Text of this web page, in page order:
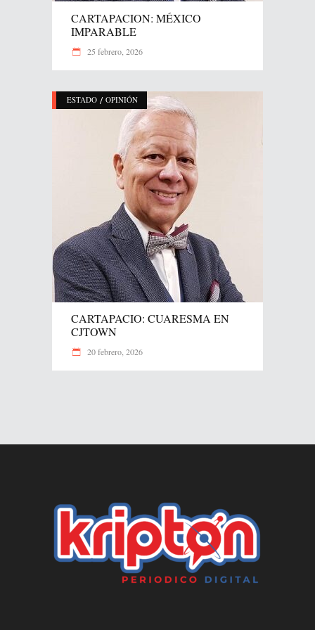
CARTAPACION: MÉXICO
IMPARABLE
25 febrero, 2026
ESTADO / OPINIÓN
CARTAPACIO: CUARESMA EN
CJTOWN
20 febrero, 2026